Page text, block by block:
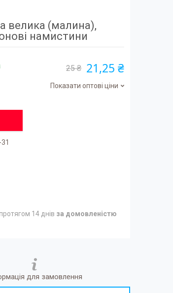
велика (малина),
намистини
25 ₴ 21,25 ₴
Показати оптові ціни
14 днів за домовленістю
для замовлення